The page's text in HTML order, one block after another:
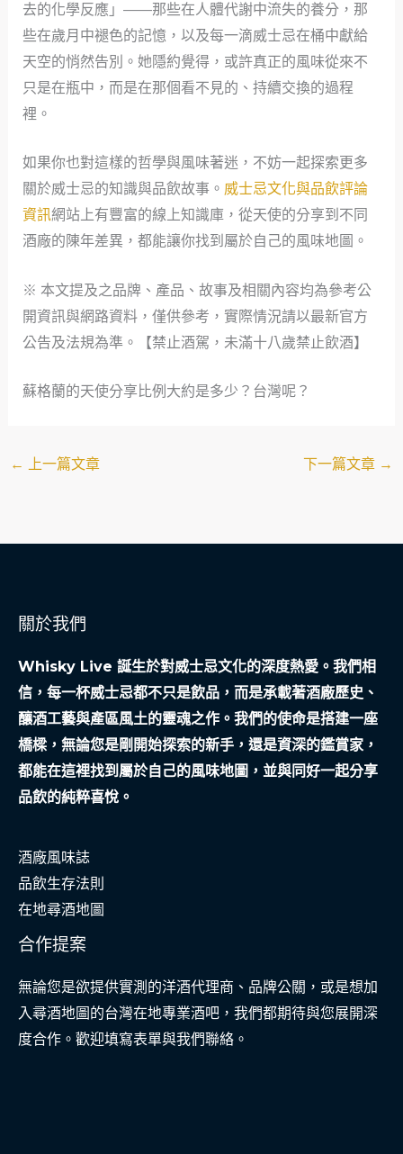
去的化學反應」——那些在人體代謝中流失的養分，那
些在歲月中褪色的記憶，以及每一滴威士忌在桶中獻給
天空的悄然告別。她隱約覺得，或許真正的風味從來不
只是在瓶中，而是在那個看不見的、持續交換的過程
裡。
如果你也對這樣的哲學與風味著迷，不妨一起探索更多
關於威士忌的知識與品飲故事。 威士忌文化與品飲評論
資訊網站上有豐富的線上知識庫，從天使的分享到不同
酒廠的陳年差異，都能讓你找到屬於自己的風味地圖。
※ 本文提及之品牌、產品、故事及相關內容均為參考公
開資訊與網路資料，僅供參考，實際情況請以最新官方
公告及法規為準。【禁止酒駕，未滿十八歲禁止飲酒】
蘇格蘭的天使分享比例大約是多少？台灣呢？
← 上一篇文章 下一篇文章 →
關於我們
Whisky Live 誕生於對威士忌文化的深度熱愛。我們相
信，每一杯威士忌都不只是飲品，而是承載著酒廠歷史、
釀酒工藝與產區風土的靈魂之作。我們的使命是搭建一座
橋樑，無論您是剛開始探索的新手，還是資深的鑑賞家，
都能在這裡找到屬於自己的風味地圖，並與同好一起分享
品飲的純粹喜悅。
酒廠風味誌
品飲生存法則
在地尋酒地圖
合作提案
無論您是欲提供實測的洋酒代理商、品牌公關，或是想加
入尋酒地圖的台灣在地專業酒吧，我們都期待與您展開深
度合作。歡迎填寫表單與我們聯絡。